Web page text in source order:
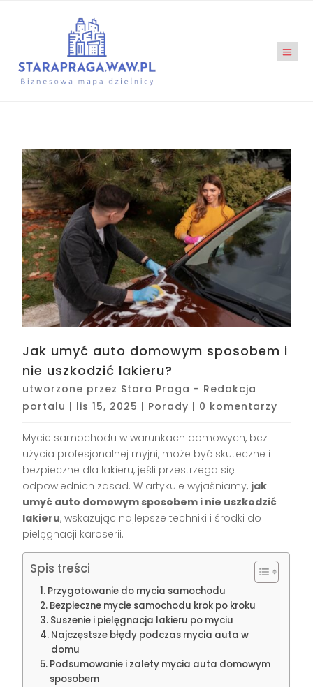
Jak umyć auto domowym sposobem i
nie uszkodzić lakieru?
utworzone przez Stara Praga - Redakcja
portalu | lis 15, 2025 | Porady | 0 komentarzy
Mycie samochodu w warunkach domowych, bez
użycia profesjonalnej myjni, może być skuteczne i
bezpieczne dla lakieru, jeśli przestrzega się
odpowiednich zasad. W artykule wyjaśniamy, jak
umyć auto domowym sposobem i nie uszkodzić
lakieru, wskazując najlepsze techniki i środki do
pielęgnacji karoserii.
Spis treści
Przygotowanie do mycia samochodu
Bezpieczne mycie samochodu krok po kroku
Suszenie i pielęgnacja lakieru po myciu
Najczęstsze błędy podczas mycia auta w
domu
Podsumowanie i zalety mycia auta domowym
sposobem